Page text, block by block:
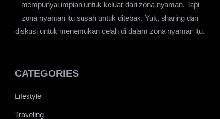
mempunyai impian untuk keluar dari zona nyaman. Tapi
zona nyaman itu susah untuk ditebak. Yuk, sharing dan
diskusi untuk menemukan celah di dalam zona nyaman itu.
CATEGORIES
Lifestyle
Traveling